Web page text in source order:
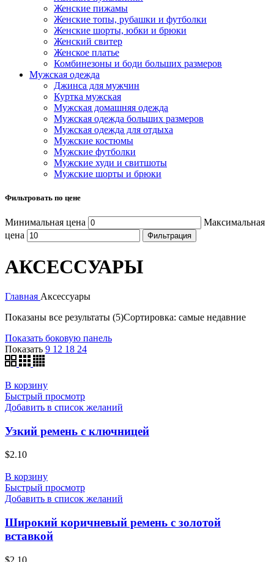
Женские пижамы
Женские топы, рубашки и футболки
Женские шорты, юбки и брюки
Женский свитер
Женское платье
Комбинезоны и боди больших размеров
Мужская одежда
Джинса для мужчин
Куртка мужская
Мужская домашняя одежда
Мужская одежда больших размеров
Мужская одежда для отдыха
Мужские костюмы
Мужские футболки
Мужские худи и свитшоты
Мужские шорты и брюки
Фильтровать по цене
Минимальная цена
Максимальная
цена
Фильтрация
АКСЕССУАРЫ
Главная Аксессуары
Показаны все результаты (5)Сортировка: самые недавние
Показать боковую панель
Показать 9 12 18 24
В корзину
Быстрый просмотр
Добавить в список желаний
Узкий ремень с ключницей
$2.10
В корзину
Быстрый просмотр
Добавить в список желаний
Широкий коричневый ремень с золотой
вставкой
$2.10